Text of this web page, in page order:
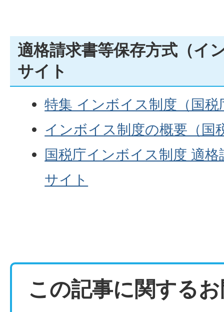
適格請求書等保存方式（イ
サイト
特集 インボイス制度（国税
インボイス制度の概要（国
国税庁インボイス制度 適
サイト
この記事に関する